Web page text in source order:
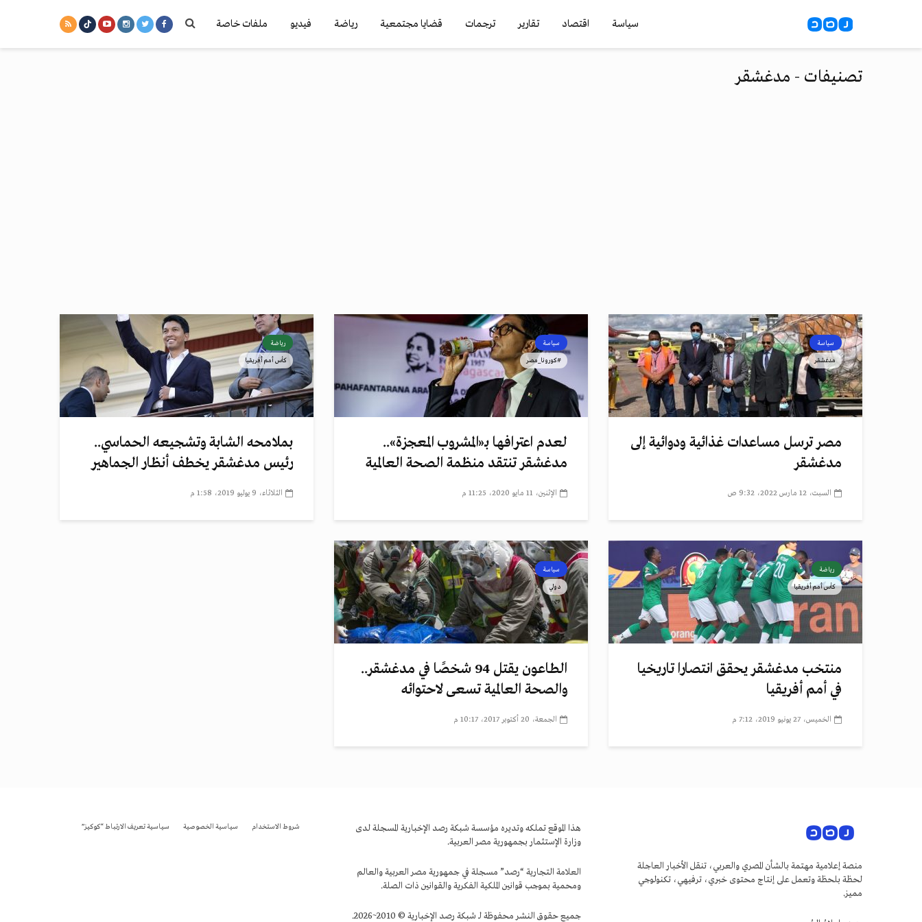
سياسة اقتصاد تقارير ترجمات قضايا مجتمعية رياضة فيديو ملفات خاصة
تصنيفات - مدغشقر
سياسة
مدغشقر
مصر ترسل مساعدات غذائية ودوائية إلى
مدغشقر
السبت، 12 مارس 2022، 9:32 ص
سياسة
#كورونا_مصر
لعدم اعترافها بـ«المشروب المعجزة»..
مدغشقر تنتقد منظمة الصحة العالمية
الإثنين، 11 مايو 2020، 11:25 م
رياضة
كأس أمم أفريقيا
بملامحه الشابة وتشجيعه الحماسي..
رئيس مدغشقر يخطف أنظار الجماهير
الثلاثاء، 9 يوليو 2019، 1:58 م
رياضة
كأس أمم أفريقيا
منتخب مدغشقر يحقق انتصارا تاريخيا
في أمم أفريقيا
الخميس، 27 يونيو 2019، 7:12 م
سياسة
دولي
الطاعون يقتل 94 شخصًا في مدغشقر..
والصحة العالمية تسعى لاحتوائه
الجمعة، 20 أكتوبر 2017، 10:17 م
منصة إعلامية مهتمة بالشأن المصري والعربي، تنقل الأخبار العاجلة
لحظة بلحظة وتعمل على إنتاج محتوى خبري، ترفيهي، تكنولوجي
مميز.
هذا الموقع تملكه وتديره مؤسسة شبكة رصد الإخبارية المسجلة لدى
وزارة الإستثمار بجمهورية مصر العربية.
العلامة التجارية “رصد” مسجلة في جمهورية مصر العربية والعالم
ومحمية بموجب قوانين الملكية الفكرية والقوانين ذات الصلة.
جميع حقوق النشر محفوظة لـ شبكة رصد الإخبارية © 2010~2026.
شروط الاستخدام سياسية الخصوصية سياسية تعريف الارتباط “كوكيز”